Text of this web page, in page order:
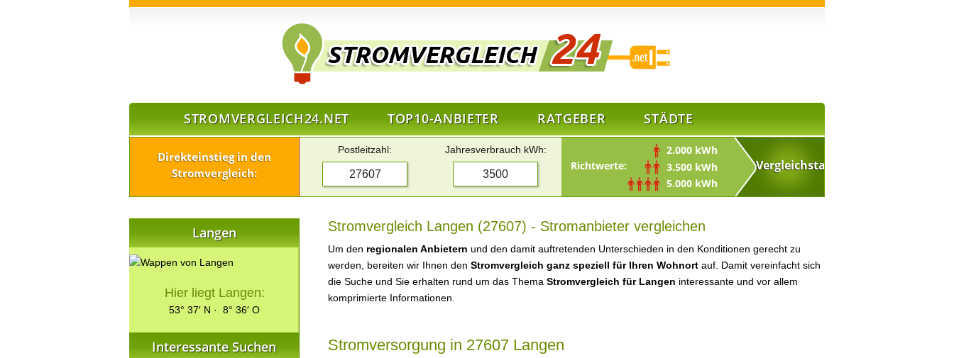
STROMVERGLEICH24.NET TOP10-ANBIETER RATGEBER STÄDTE
Direkteinstieg in den
Stromvergleich:
Postleitzahl: Jahresverbrauch kWh:
Richtwerte:
2.000 kWh
3.500 kWh
5.000 kWh
Stromvergleich Langen (27607) - Stromanbieter vergleichen
Um den regionalen Anbietern und den damit auftretenden Unterschieden in den Konditionen gerecht zu
werden, bereiten wir Ihnen den Stromvergleich ganz speziell für Ihren Wohnort auf. Damit vereinfacht sich
die Suche und Sie erhalten rund um das Thema Stromvergleich für Langen interessante und vor allem
komprimierte Informationen.
Stromversorgung in 27607 Langen
Langen
Hier liegt Langen:
53° 37′ N · 8° 36′ O
Interessante Suchen